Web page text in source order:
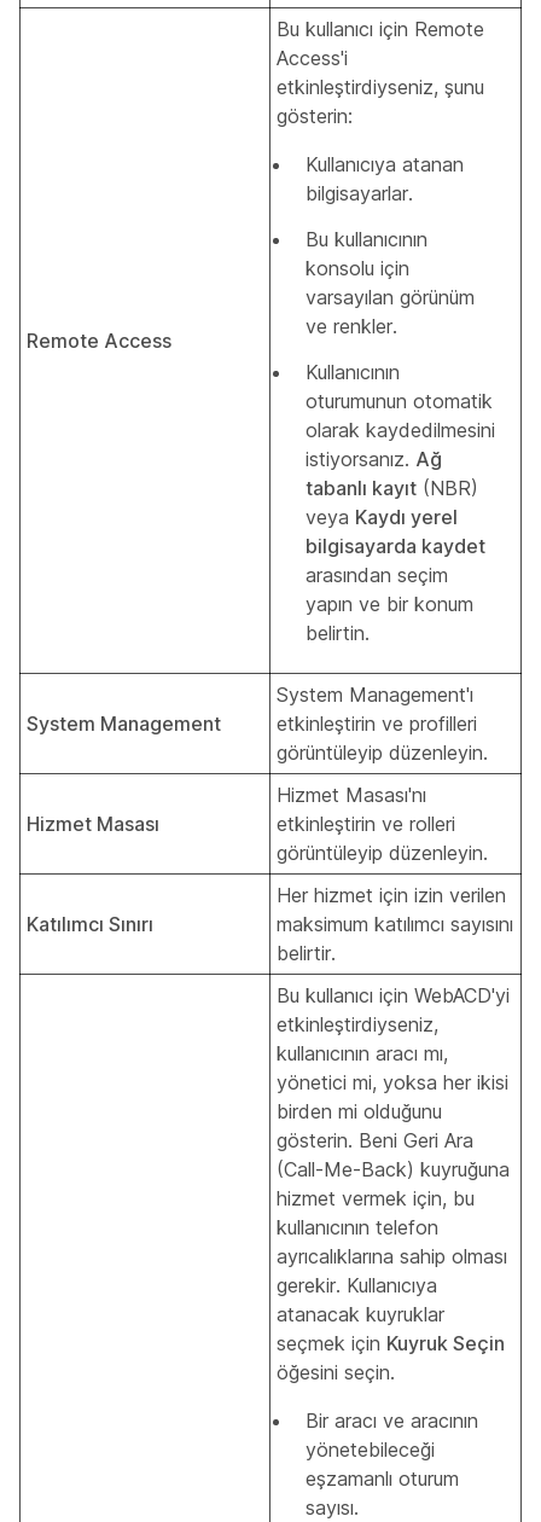
Remote Access
Bu kullanıcı için Remote
Access'i
etkinleştirdiyseniz, şunu
gösterin:
Kullanıcıya atanan
bilgisayarlar.
Bu kullanıcının
konsolu için
varsayılan görünüm
ve renkler.
Kullanıcının
oturumunun otomatik
olarak kaydedilmesini
istiyorsanız. Ağ
tabanlı kayıt (NBR)
veya Kaydı yerel
bilgisayarda kaydet
arasından seçim
yapın ve bir konum
belirtin.
System Management
System Management'ı
etkinleştirin ve profilleri
görüntüleyip düzenleyin.
Hizmet Masası
Hizmet Masası'nı
etkinleştirin ve rolleri
görüntüleyip düzenleyin.
Katılımcı Sınırı
Her hizmet için izin verilen
maksimum katılımcı sayısını
belirtir.
Bu kullanıcı için WebACD'yi
etkinleştirdiyseniz,
kullanıcının aracı mı,
yönetici mi, yoksa her ikisi
birden mi olduğunu
gösterin. Beni Geri Ara
(Call-Me-Back) kuyruğuna
hizmet vermek için, bu
kullanıcının telefon
ayrıcalıklarına sahip olması
gerekir. Kullanıcıya
atanacak kuyruklar
seçmek için Kuyruk Seçin
öğesini seçin.
Bir aracı ve aracının
yönetebileceği
eşzamanlı oturum
sayısı.